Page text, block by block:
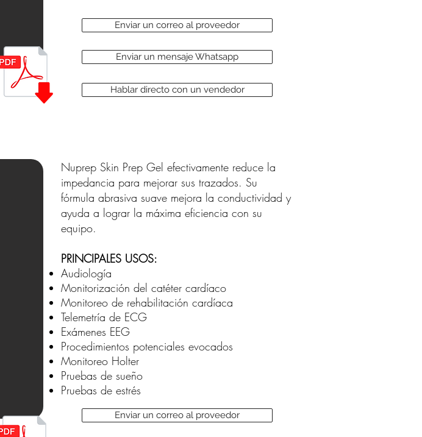
Enviar un correo al proveedor
Enviar un mensaje Whatsapp
Hablar directo con un vendedor
Nuprep Skin Prep Gel efectivamente reduce la
impedancia para mejorar sus trazados. Su
fórmula abrasiva suave mejora la conductividad y
ayuda a lograr la máxima eficiencia con su
equipo.
PRINCIPALES USOS:
Audiología
Monitorización del catéter cardíaco
Monitoreo de rehabilitación cardíaca
Telemetría de ECG
Exámenes EEG
Procedimientos potenciales evocados
Monitoreo Holter
Pruebas de sueño
Pruebas de estrés
Enviar un correo al proveedor